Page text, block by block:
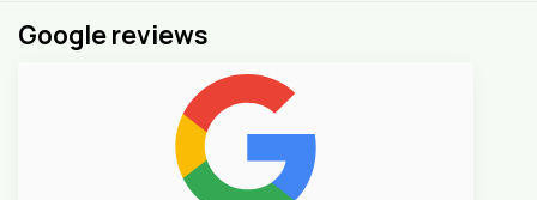
Google reviews